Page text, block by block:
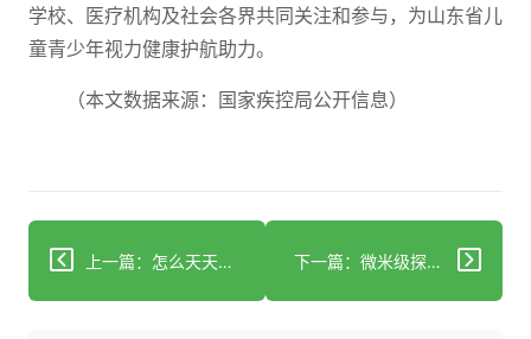
学校、医疗机构及社会各界共同关注和参与，为山东省儿
童青少年视力健康护航助力。
（本文数据来源：国家疾控局公开信息）
上一篇：怎么天天刷牙，牙齿还是会烂？ 下一篇：微米级探索，毫米级救治：纤维纵隔炎不再被误诊